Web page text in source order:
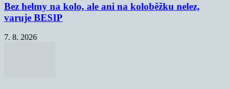
Bez helmy na kolo, ale ani na koloběžku nelez,
varuje BESIP
7. 8. 2026